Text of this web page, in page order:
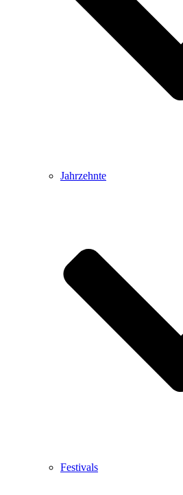
Jahrzehnte
Festivals